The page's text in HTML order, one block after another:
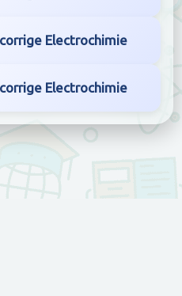
Electrochimie
Electrochimie